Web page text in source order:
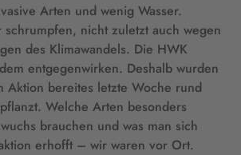
Arten und wenig Wasser.
schrumpfen, nicht zuletzt auch wegen
des Klimawandels. Die HWK
entgegenwirken. Deshalb wurden
Aktion bereites letzte Woche rund
Welche Arten besonders
brauchen und was man sich
erhofft – wir waren vor Ort.